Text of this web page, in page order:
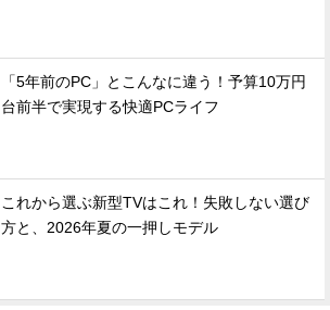
「5年前のPC」とこんなに違う！予算10万円
台前半で実現する快適PCライフ
これから選ぶ新型TVはこれ！失敗しない選び
方と、2026年夏の一押しモデル